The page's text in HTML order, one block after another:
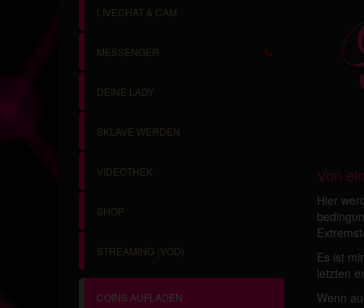
LIVECHAT & CAM
MESSENGER
DEINE LADY
SKLAVE WERDEN
VIDEOTHEK
SHOP
STREAMING (VOD)
COINS AUFLADEN
Von
Hier
Es ist
letzten
Wenn